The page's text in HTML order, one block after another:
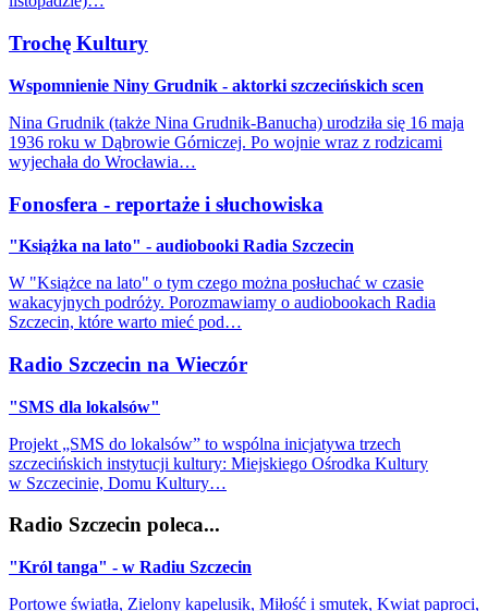
Trochę Kultury
Wspomnienie Niny Grudnik - aktorki szczecińskich scen
Nina Grudnik (także Nina Grudnik-Banucha) urodziła się 16 maja
1936 roku w Dąbrowie Górniczej. Po wojnie wraz z rodzicami
wyjechała do Wrocławia…
Fonosfera - reportaże i słuchowiska
"Książka na lato" - audiobooki Radia Szczecin
W "Książce na lato" o tym czego można posłuchać w czasie
wakacyjnych podróży. Porozmawiamy o audiobookach Radia
Szczecin, które warto mieć pod…
Radio Szczecin na Wieczór
"SMS dla lokalsów"
Projekt „SMS do lokalsów” to wspólna inicjatywa trzech
szczecińskich instytucji kultury: Miejskiego Ośrodka Kultury
w Szczecinie, Domu Kultury…
Radio Szczecin poleca...
"Król tanga" - w Radiu Szczecin
Portowe światła, Zielony kapelusik, Miłość i smutek, Kwiat paproci,